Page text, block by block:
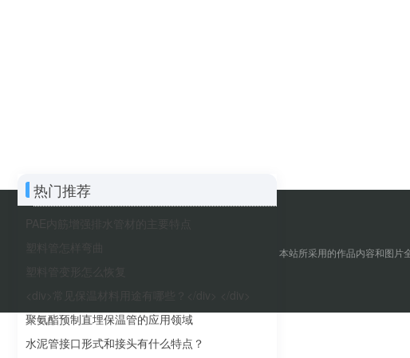
热门推荐
聚氨酯预制直埋保温管的应用领域
水泥管接口形式和接头有什么特点？
本站所采用的作品内容和图片